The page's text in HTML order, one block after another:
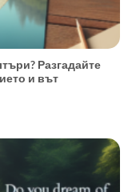
Разгадайте
и вът